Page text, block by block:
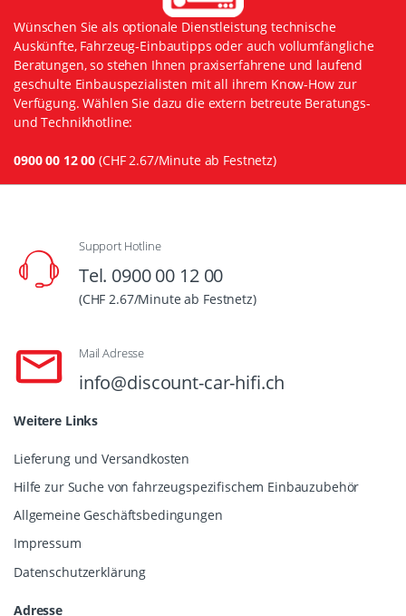
Wünschen Sie als optionale Dienstleistung technische
Auskünfte, Fahrzeug-Einbautipps oder auch vollumfängliche
Beratungen, so stehen Ihnen praxiserfahrene und laufend
geschulte Einbauspezialisten mit all ihrem Know-How zur
Verfügung. Wählen Sie dazu die extern betreute Beratungs-
und Technikhotline:
0900 00 12 00 (CHF 2.67/Minute ab Festnetz)
Support Hotline
Tel. 0900 00 12 00
(CHF 2.67/Minute ab Festnetz)
Mail Adresse
info@discount-car-hifi.ch
Weitere Links
Lieferung und Versandkosten
Hilfe zur Suche von fahrzeugspezifischem Einbauzubehör
Allgemeine Geschäftsbedingungen
Impressum
Datenschutzerklärung
Adresse